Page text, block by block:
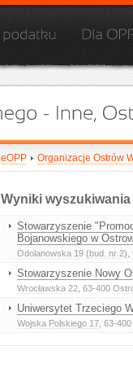
eOPP Organizacje Ostrów
Wyniki wyszukiwania
Stowarzyszenie
Bojanowskiego w
Odolanowska 19 (bud. nr 2)
Stowarzyszenie Nowy
Wrocławska 22 , 63-400
Uniwersytet Trzeciego
Wojska Polskiego 17 , 63-400